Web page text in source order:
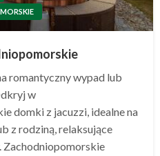
romantyczny wypad lub
w
domki z jacuzzi, idealne na
z rodziną, relaksujące
Zachodniopomorskie